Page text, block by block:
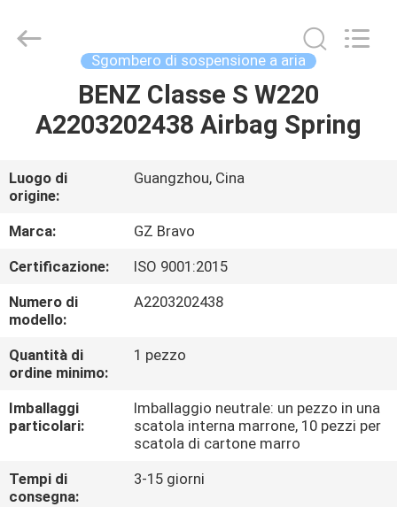
CIRCA
NOI
GIRO
DELLA
FABBRICA
CONTROLLO
DI
QUALITÀ
aria
fornitore.
suspensionshock.com.
Developed
ECER
Sgombero di sospensione a aria
BENZ Classe S W220
A2203202438 Airbag Spring
Luogo di
origine:
Guangzhou, Cina
Marca:
GZ Bravo
Certificazione:
ISO 9001:2015
Numero di
modello:
A2203202438
Quantità di
ordine minimo:
1 pezzo
Imballaggi
particolari:
Imballaggio neutrale: un pezzo in una
scatola interna marrone, 10 pezzi per
scatola di cartone marro
Tempi di
consegna:
3-15 giorni